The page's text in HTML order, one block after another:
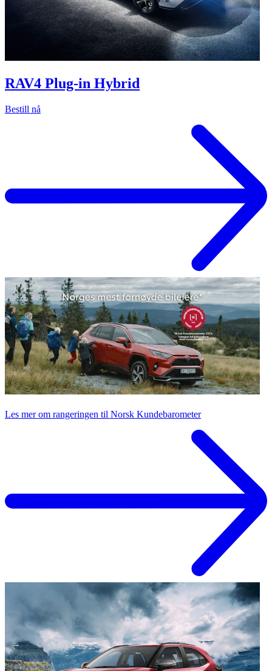
RAV4 Plug-in Hybrid
Bestill nå
Les mer om rangeringen til Norsk Kundebarometer